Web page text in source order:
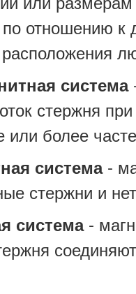
по отношению
система
стержня
или более
система-
стержни и
система-